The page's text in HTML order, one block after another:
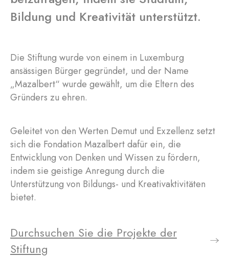
Bildung und Kreativität unterstützt.
Die Stiftung wurde von einem in Luxemburg
ansässigen Bürger gegründet, und der Name
„Mazalbert“ wurde gewählt, um die Eltern des
Gründers zu ehren.
Geleitet von den Werten Demut und Exzellenz setzt
sich die Fondation Mazalbert dafür ein, die
Entwicklung von Denken und Wissen zu fördern,
indem sie geistige Anregung durch die
Unterstützung von Bildungs- und Kreativaktivitäten
bietet.
Durchsuchen Sie die Projekte der
Stiftung